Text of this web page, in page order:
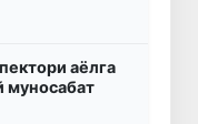
аёлга
муносабат